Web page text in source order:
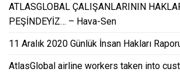
ATLASGLOBAL ÇALIŞANLARININ
PEŞİNDEYİZ… – Hava-Sen
11 Aralık 2020 Günlük İnsan Hakları
AtlasGlobal airline workers taken into